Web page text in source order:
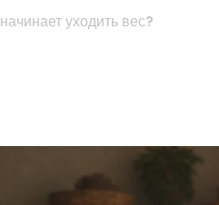
уходить вес?